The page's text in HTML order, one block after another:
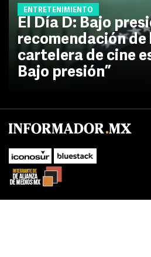
ENTRETENIMIENTO
El Día D: Bajo
recomendación de
cartelera de cine
Bajo presión”